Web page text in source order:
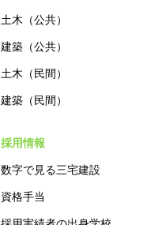
土木（公共）
建築（公共）
土木（民間）
建築（民間）
採用情報
数字で見る三宅建設
資格手当